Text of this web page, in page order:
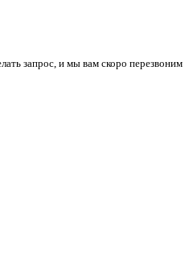
запрос, и мы вам скоро перезвоним